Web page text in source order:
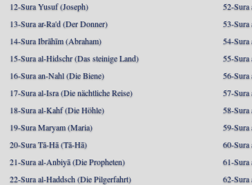
12-Sura Yusuf (Joseph)
13-Sura ar-Ra'd (Der Donner)
14-Sura Ibrāhīm (Abraham)
15-Sura al-Hidschr (Das steinige Land)
16-Sura an-Nahl (Die Biene)
17-Sura al-Isra (Die nächtliche Reise)
18-Sura al-Kahf (Die Höhle)
19-Sura Maryam (Maria)
20-Sura Tā-Hā (Tā-Hā)
21-Sura al-Anbiyā (Die Propheten)
22-Sura al-Haddsch (Die Pilgerfahrt)
52-Sura
53-Sura
54-
55-Sura
56-Sura
57-Sura
58-Sura
59-Sura
60-
61-Sura
62-Sura